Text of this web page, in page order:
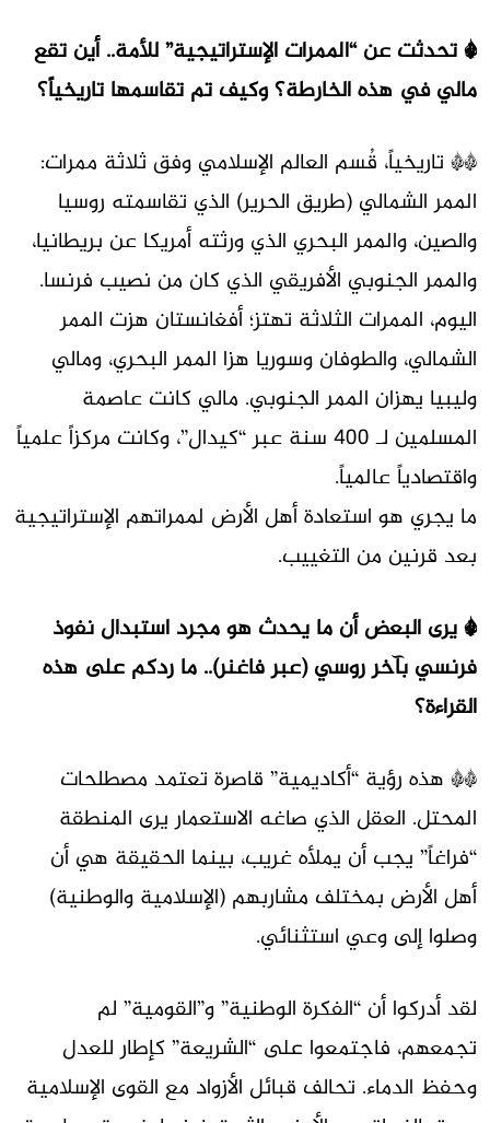
* تحدثت عن “الممرات الإستراتيجية” للأمة.. أين تقع
مالي في هذه الخارطة؟ وكيف تم تقاسمها تاريخياً؟
** تاريخياً، قُسم العالم الإسلامي وفق ثلاثة ممرات:
الممر الشمالي (طريق الحرير) الذي تقاسمته روسيا
والصين، والممر البحري الذي ورثته أمريكا عن بريطانيا،
والممر الجنوبي الأفريقي الذي كان من نصيب فرنسا.
اليوم، الممرات الثلاثة تهتز؛ أفغانستان هزت الممر
الشمالي، والطوفان وسوريا هزا الممر البحري، ومالي
وليبيا يهزان الممر الجنوبي. مالي كانت عاصمة
المسلمين لـ 400 سنة عبر “كيدال”، وكانت مركزاً علمياً
واقتصادياً عالمياً.
ما يجري هو استعادة أهل الأرض لممراتهم الإستراتيجية
بعد قرنين من التغييب.
* يرى البعض أن ما يحدث هو مجرد استبدال نفوذ
فرنسي بآخر روسي (عبر فاغنر).. ما ردكم على هذه
القراءة؟
** هذه رؤية “أكاديمية” قاصرة تعتمد مصطلحات
المحتل. العقل الذي صاغه الاستعمار يرى المنطقة
“فراغاً” يجب أن يملأه غريب، بينما الحقيقة هي أن
أهل الأرض بمختلف مشاربهم (الإسلامية والوطنية)
وصلوا إلى وعي استثنائي.
لقد أدركوا أن “الفكرة الوطنية” و”القومية” لم
تجمعهم، فاجتمعوا على “الشريعة” كإطار للعدل
وحفظ الدماء. تحالف قبائل الأزواد مع القوى الإسلامية